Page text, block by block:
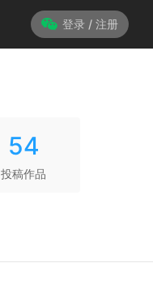
登录 / 注册
54
投稿作品